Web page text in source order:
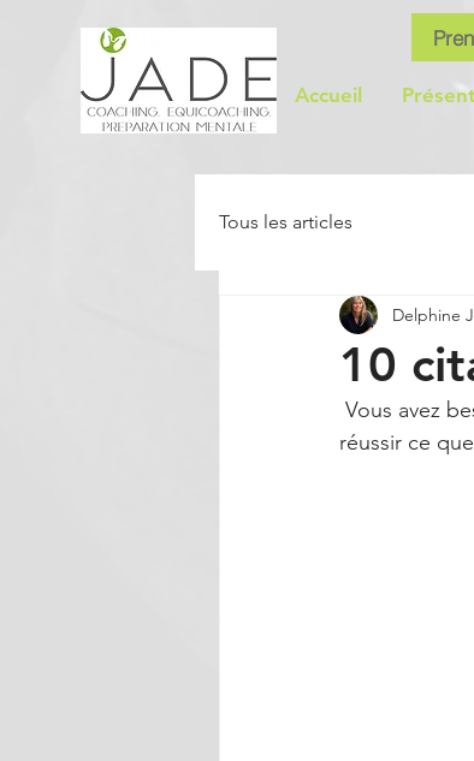
Accueil
Tous les articles
10
Delphine
réussir ce